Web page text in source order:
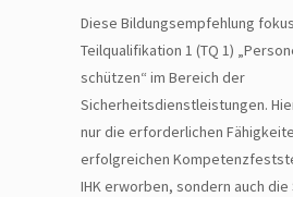
Diese Bildungsempfehlung
Teilqualifikation 1 (TQ 1)
schützen“ im Bereich der
Sicherheitsdienstleistungen.
nur die erforderlichen
erfolgreichen
IHK erworben, sondern auch die